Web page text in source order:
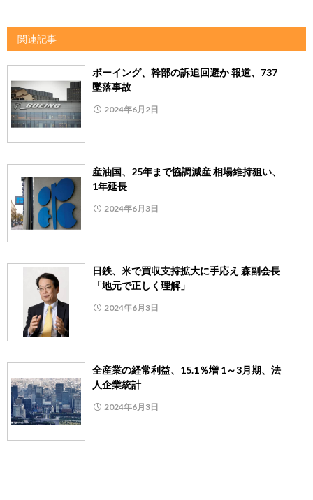
関連記事
ボーイング、幹部の訴追回避か 報道、737
墜落事故
2024年6月2日
産油国、25年まで協調減産 相場維持狙い、
1年延長
2024年6月3日
日鉄、米で買収支持拡大に手応え 森副会長
「地元で正しく理解」
2024年6月3日
全産業の経常利益、15.1％増 1～3月期、法
人企業統計
2024年6月3日